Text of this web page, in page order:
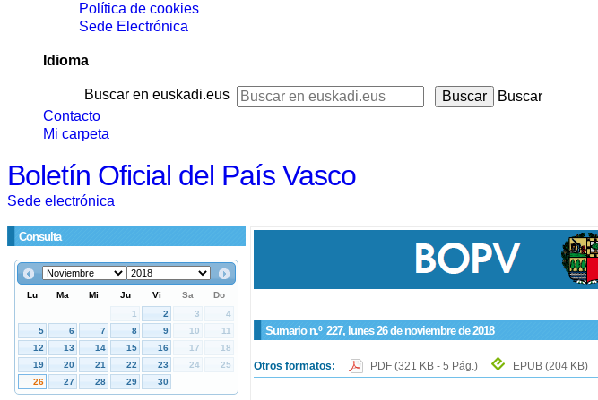
Política de cookies
Sede Electrónica
Idioma
Buscar en euskadi.eus
Buscar
Contacto
Mi carpeta
Boletín Oficial del País Vasco
Sede electrónica
Consulta
Sumario n.º 227, lunes 26 de noviembre de 2018
Otros formatos: PDF (321 KB - 5 Pág.) EPUB (204 KB)